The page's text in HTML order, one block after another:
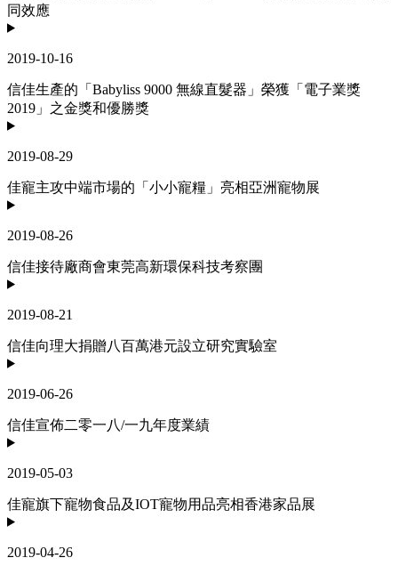
同效應
2019-10-16
信佳生產的「Babyliss 9000 無線直髮器」榮獲「電子業獎
2019」之金獎和優勝獎
2019-08-29
佳寵主攻中端市場的「小小寵糧」亮相亞洲寵物展
2019-08-26
信佳接待廠商會東莞高新環保科技考察團
2019-08-21
信佳向理大捐贈八百萬港元設立研究實驗室
2019-06-26
信佳宣佈二零一八/一九年度業績
2019-05-03
佳寵旗下寵物食品及IOT寵物用品亮相香港家品展
2019-04-26